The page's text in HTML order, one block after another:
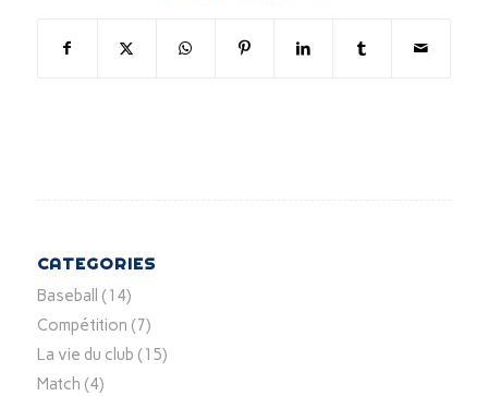
CATEGORIES
Baseball
(14)
Compétition (7)
La vie du club (15)
Match (4)